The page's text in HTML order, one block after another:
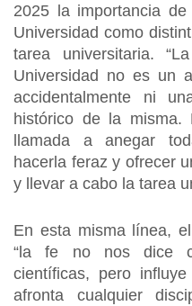
2025 la importancia
Universidad como
tarea universitaria.
Universidad no es un
accidentalmente ni
histórico de la
llamada a anegar
hacerla feraz y ofrecer
y llevar a cabo la tarea
En esta misma línea,
“la fe no nos dice
científicas, pero
afronta cualquier